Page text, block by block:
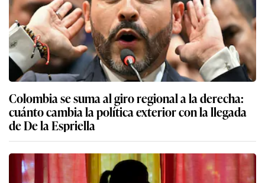
Colombia se suma al giro regional a la derecha:
cuánto cambia la política exterior con la llegada
de De la Espriella